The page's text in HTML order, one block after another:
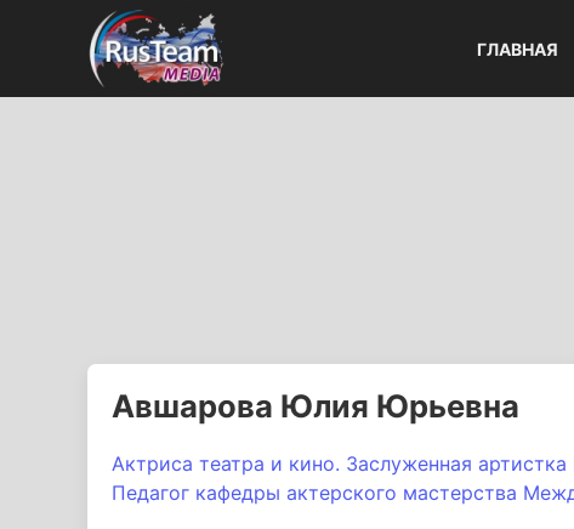
ГЛАВНАЯ
Авшарова Юлия Юрьевна
Актриса театра и кино. Заслуженная артистка
Педагог кафедры актерского мастерства